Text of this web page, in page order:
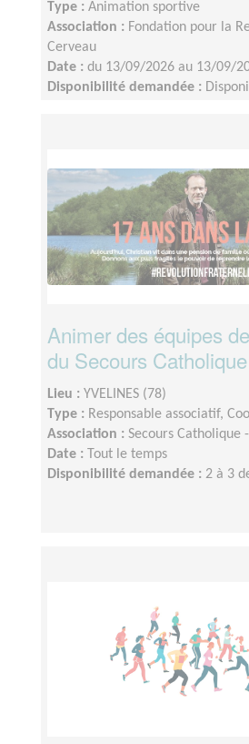
Type : Animation sportive
Association : Fondation pour la
Cerveau
Date : du 13/09/2026 au 13/09/
Disponibilité demandée :
être acceptés en fonction de vos
Animer des équipes
du Secours Catholique
Lieu : YVELINES (78)
Type : Responsable associatif,
Association : Secours Catholique
Date :
Tout le temps
Disponibilité demandée : 2 à 3